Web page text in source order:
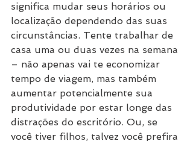
significa mudar seus horários ou
localização dependendo das suas
circunstâncias. Tente trabalhar de
casa uma ou duas vezes na semana
– não apenas vai te economizar
tempo de viagem, mas também
aumentar potencialmente sua
produtividade por estar longe das
distrações do escritório. Ou, se
você tiver filhos, talvez você prefira